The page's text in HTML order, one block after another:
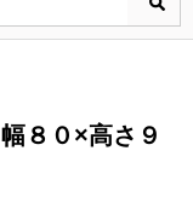
０×高さ９